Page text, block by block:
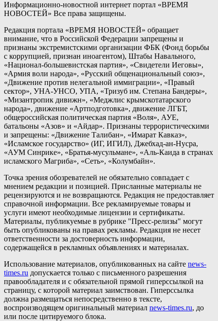
Информационно-новостной интернет портал «ВРЕМЯ
НОВОСТЕЙ» Все права защищены.
Редакция портала «ВРЕМЯ НОВОСТЕЙ» обращает
внимание, что в Российской Федерации запрещены и
признаны экстремистскими организации ФБК (Фонд борьбы
с коррупцией, признан иноагентом), Штабы Навального,
«Национал-большевистская партия», «Свидетели Иеговы»,
«Армия воли народа», «Русский общенациональный союз»,
«Движение против нелегальной иммиграции», «Правый
сектор», УНА-УНСО, УПА, «Тризуб им. Степана Бандеры»,
«Мизантропик дивижн», «Меджлис крымскотатарского
народа», движение «Артподготовка», движение ЛГБТ,
общероссийская политическая партия «Воля», АУЕ,
батальоны «Азов» и «Айдар». Признаны террористическими
и запрещены: «Движение Талибан», «Имарат Кавказ»,
«Исламское государство» (ИГ, ИГИЛ), Джебхад-ан-Нусра,
«АУМ Синрике», «Братья-мусульмане», «Аль-Каида в странах
исламского Магриба», «Сеть», «Колумбайн».
Точка зрения обозревателей не обязательно совпадает с
мнением редакции и позицией. Присланные материалы не
рецензируются и не возвращаются. Редакция не предоставляет
справочной информации. Все рекламируемые товары и
услуги имеют необходимые лицензии и сертификаты.
Материалы, публикуемые в рубрике "Пресс-релизы" могут
быть опубликованы на правах рекламы. Редакция не несет
ответственности за достоверность информации,
содержащейся в рекламных объявлениях и материалах.
Использование материалов, опубликованных на сайте news-
times.ru допускается только с письменного разрешения
правообладателя и с обязательной прямой гиперссылкой на
страницу, с которой материал заимствован. Гиперссылка
должна размещаться непосредственно в тексте,
воспроизводящем оригинальный материал news-times.ru, до
или после цитируемого блока.